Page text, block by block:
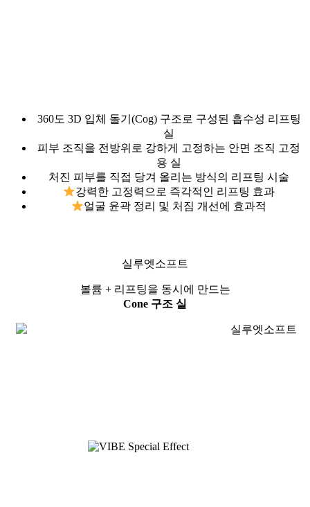
360도 3D 입체 돌기(Cog) 구조로 구성된 흡수성 리프팅
실
피부 조직을 전방위로 강하게 고정하는 안면 조직 고정
용 실
처진 피부를 직접 당겨 올리는 방식의 리프팅 시술
강력한 고정력으로 즉각적인 리프팅 효과
얼굴 윤곽 정리 및 처짐 개선에 효과적
실루엣소프트
볼륨 + 리프팅을 동시에 만드는
Cone 구조 실